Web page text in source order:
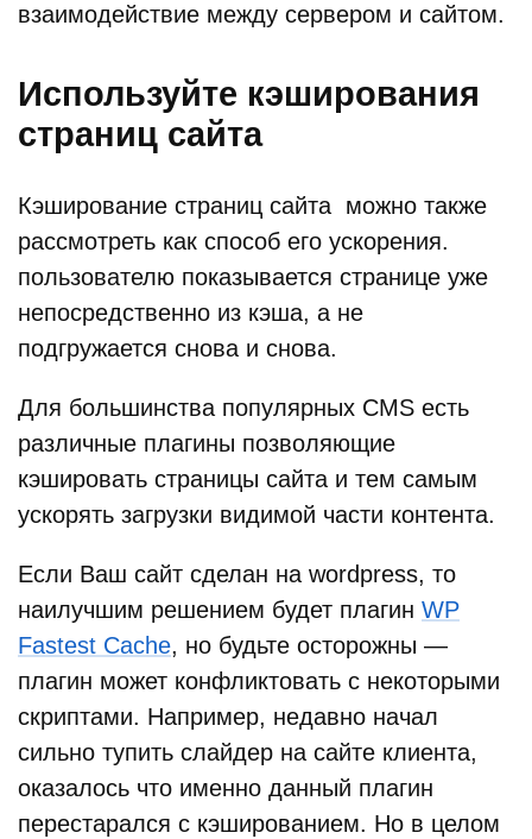
взаимодействие между сервером и сайтом.
Используйте кэширования
страниц сайта
Кэширование страниц сайта можно также
рассмотреть как способ его ускорения.
пользователю показывается странице уже
непосредственно из кэша, а не
подгружается снова и снова.
Для большинства популярных CMS есть
различные плагины позволяющие
кэшировать страницы сайта и тем самым
ускорять загрузки видимой части контента.
Если Ваш сайт сделан на wordpress, то
наилучшим решением будет плагин WP
Fastest Cache, но будьте осторожны —
плагин может конфликтовать с некоторыми
скриптами. Например, недавно начал
сильно тупить слайдер на сайте клиента,
оказалось что именно данный плагин
перестарался с кэшированием. Но в целом